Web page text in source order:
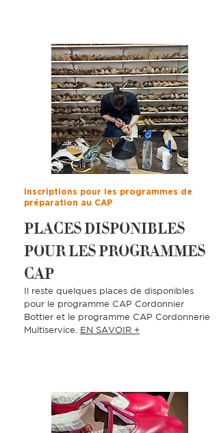
Inscriptions pour les programmes de
préparation au CAP
PLACES DISPONIBLES
POUR LES PROGRAMMES
CAP
Il reste quelques places de disponibles
pour le programme CAP Cordonnier
Bottier et le programme CAP Cordonnerie
Multiservice. EN SAVOIR +